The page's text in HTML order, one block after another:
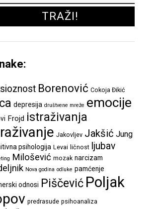
Borenović Cokoja Đikić
depresija društvene mreže emocije
Frojd istraživanja
Jakovljev Jakšić Jung
psihologija Levai ličnost ljubav
Milošević mozak narcizam
Nova godina odluke pamćenje
odnosi Piščević Poljak
predrasude psihoanaliza